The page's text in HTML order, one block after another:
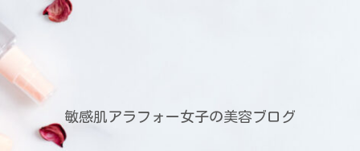
敏感肌アラフォー女子の美容ブログ